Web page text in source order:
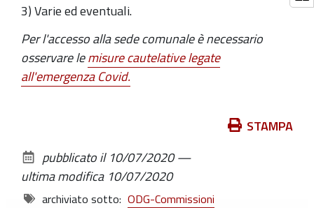
3) Varie ed eventuali.
Per l'accesso alla sede comunale è necessario
osservare lemisurecautelative legate
all'emergenza Covid.
documento
STAMPA
pubblicato il 10/07/2020—
ultima modifica 10/07/2020
archiviato sotto: ODG-Commissioni